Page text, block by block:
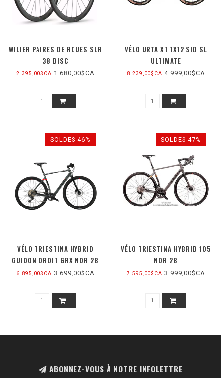
WILIER PAIRES DE ROUES SLR
38 DISC
2 395,00$CA1 680,00$CA
VÉLO URTA XT 1X12 SID SL
ULTIMATE
8 239,00$CA4 999,00$CA
SOLDES-46%
VÉLO TRIESTINA HYBRID
GUIDON DROIT GRX NDR 28
6 895,00$CA3 699,00$CA
SOLDES-47%
VÉLO TRIESTINA HYBRID 105
NDR 28
7 595,00$CA3 999,00$CA
ABONNEZ-VOUS À NOTRE INFOLETTRE